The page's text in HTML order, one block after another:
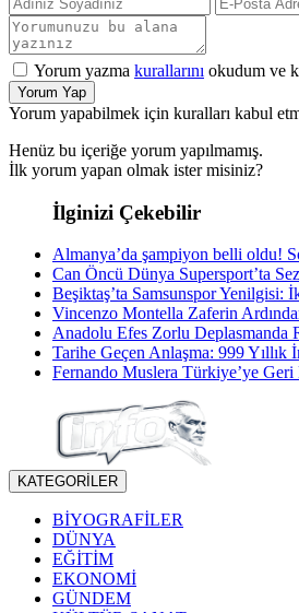
Yorum yazma kurallarını okudum ve
Yorum Yap
Yorum yapabilmek için kuralları kabul
Henüz bu içeriğe yorum yapılmamış.
İlk yorum yapan olmak ister misiniz?
İlginizi Çekebilir
Almanya’da şampiyon belli oldu!
Can Öncü Dünya Supersport’ta
Beşiktaş’ta Samsunspor Yenilgisi:
Vincenzo Montella Zaferin
Anadolu Efes Zorlu Deplasmanda
Tarihe Geçen Anlaşma: 999 Yıllık
Fernando Muslera Türkiye’ye
KATEGORİLER
BİYOGRAFİLER
DÜNYA
EĞİTİM
EKONOMİ
GÜNDEM